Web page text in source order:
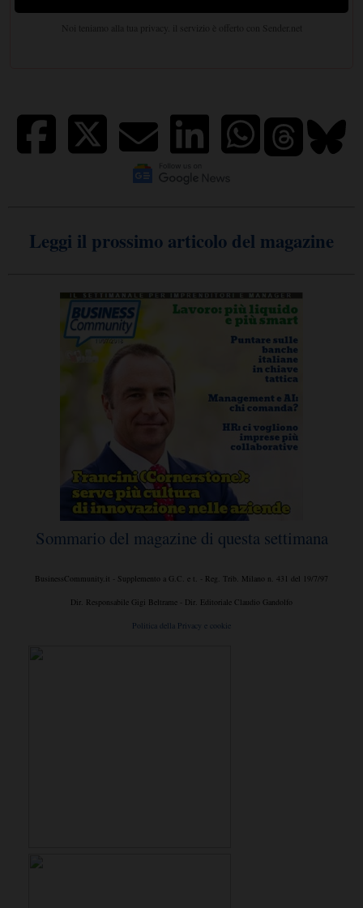
Leggi il prossimo articolo del magazine
Sommario del magazine di questa settimana
BusinessCommunity.it - Supplemento a G.C. e t. - Reg. Trib. Milano n. 431 del 19/7/97
Dir. Responsabile Gigi Beltrame - Dir. Editoriale Claudio Gandolfo
Politica della Privacy e cookie